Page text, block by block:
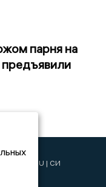
парня на
| СИ